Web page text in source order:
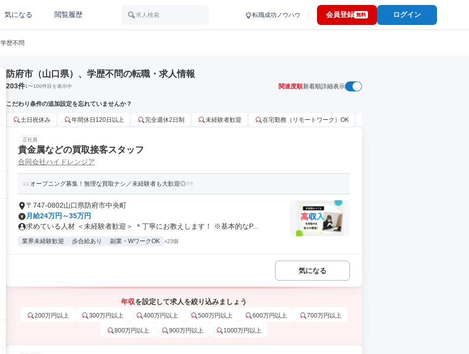
気になる 閲覧履歴 求人検索 転職成功ノウハウ 会員登録 無料 ログイン
学歴不問
防府市（山口県）、学歴不問の転職・求人情報
203件1〜100件目を表示中 関連度順新着順詳細表示
こだわり条件の追加設定を忘れていませんか？
土日祝休み 年間休日120日以上 完全週休2日制 未経験者歓迎 在宅勤務（リモートワーク）OK
正社員
貴金属などの買取接客スタッフ
合同会社ハイドレンジア
オープニング募集！無理な買取ナシ／未経験者も大歓迎◎
〒747-0802山口県防府市中央町
月給24万円～35万円
求めている人材 ＜未経験者歓迎＞ ＊丁寧にお教えします！ ※基本的なP...
業界未経験歓迎 歩合給あり 副業・WワークOK +23個
気になる
年収を設定して求人を絞り込みましょう
200万円以上 300万円以上 400万円以上 500万円以上 600万円以上 700万円以上
800万円以上 900万円以上 1000万円以上